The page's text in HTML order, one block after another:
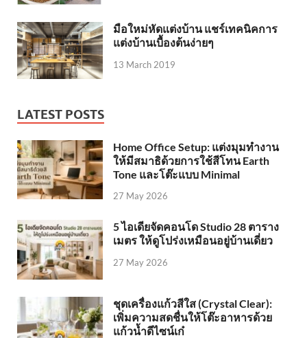
มือใหม่หัดแต่งบ้าน แชร์เทคนิคการ
แต่งบ้านเบื้องต้นง่ายๆ
13 March 2019
LATEST POSTS
Home Office Setup: แต่งมุมทำงาน
ให้มีสมาธิด้วยการใช้สีโทน Earth
Tone และโต๊ะแบบ Minimal
27 May 2026
5 ไอเดียจัดคอนโด Studio 28 ตาราง
เมตร ให้ดูโปร่งเหมือนอยู่บ้านเดี่ยว
27 May 2026
ชุดเครื่องแก้วสีใส (Crystal Clear):
เพิ่มความสดชื่นให้โต๊ะอาหารด้วย
แก้วน้ำดีไซน์เก๋